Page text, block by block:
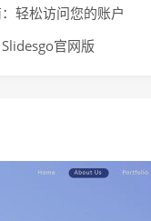
轻松访问您的账户
官网版